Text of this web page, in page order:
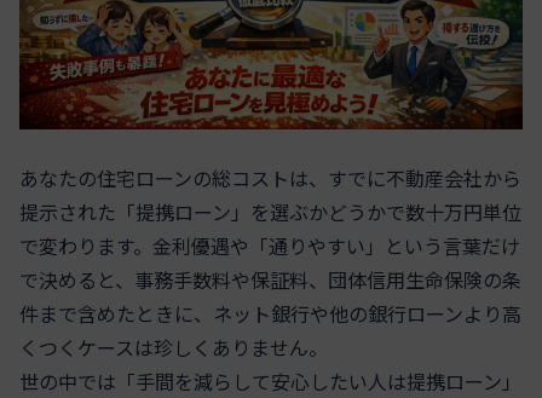
あなたの住宅ローンの総コストは、すでに不動産会社から
提示された「提携ローン」を選ぶかどうかで数十万円単位
で変わります。金利優遇や「通りやすい」という言葉だけ
で決めると、事務手数料や保証料、団体信用生命保険の条
件まで含めたときに、ネット銀行や他の銀行ローンより高
くつくケースは珍しくありません。
世の中では「手間を減らして安心したい人は提携ローン」